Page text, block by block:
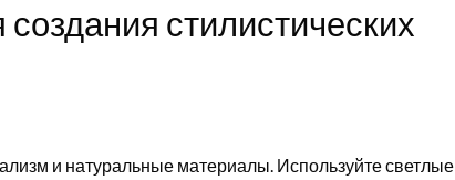
стилистических
и натуральные материалы. Используйте светлые